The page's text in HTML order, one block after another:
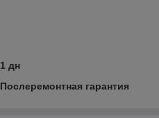
1 дн
Послеремонтная гарантия